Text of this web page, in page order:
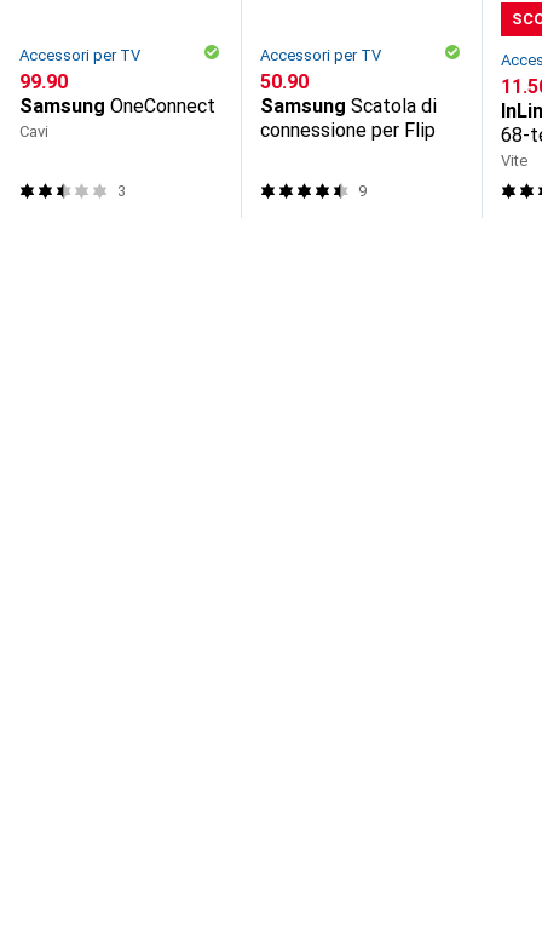
Accessori per TV
CHF
99.90
Samsung OneConnect
Cavi
3
Accessori per TV
CHF
50.90
Samsung Scatola di
connessione per Flip
9
CHF
68-
Vite